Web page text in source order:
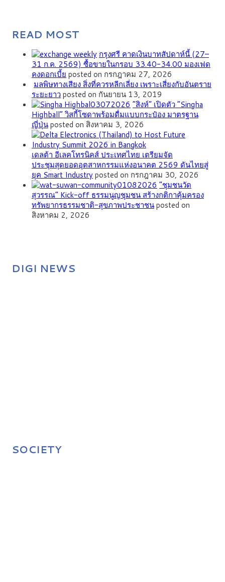
READ MOST
กรุงศรี คาดเงินบาทสัปดาห์นี้ (27–
31 ก.ค. 2569) ซื้อขายในกรอบ 33.40-34.00 มองเฟด
คงดอกเบี้ย posted on กรกฎาคม 27, 2026
มลพิษทางเสียง สิ่งที่ควรหลีกเลี่ยง เพราะเสี่ยงกับอันตราย
ระยะยาวposted on กันยายน 13, 2019
“สิงห์” เปิดตัว “Singha
Highball” วิสกี้โซดาพร้อมดื่มแบบกระป๋อง มาตรฐาน
ญี่ปุ่นposted on สิงหาคม 3, 2026
เดลต้า อีเลคโทรนิคส์ ประเทศไทย เตรียมจัด
ประชุมสุดยอดอุตสาหกรรมแห่งอนาคต 2569 ดันไทยสู่
ยุค Smart Industryposted on กรกฎาคม 30, 2026
”ชุมชนวัด
สุวรรณ” Kick-off ธรรมนูญชุมชน สร้างกติกาคุ้มครอง
ทรัพยากรธรรมชาติ-สุขภาพประชาชนposted on
สิงหาคม 2, 2026
DIGI NEWS
SOCIETY